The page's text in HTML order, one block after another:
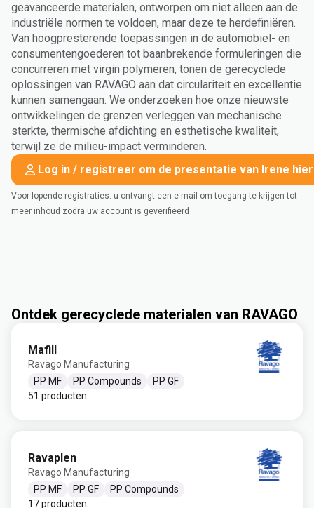
geavanceerde materialen, ontworpen om niet alleen aan de
industriële normen te voldoen, maar deze te herdefiniëren.
Van hoogpresterende toepassingen in de automobiel- en
consumentengoederen tot baanbrekende formuleringen die
concurreren met virgin polymeren, tonen de gerecyclede
oplossingen van RAVAGO aan dat circulariteit en excellentie
kunnen samengaan. We onderzoeken hoe onze nieuwste
ontwikkelingen de grenzen verleggen van mechanische
sterkte, thermische afdichting en esthetische kwaliteit,
terwijl ze de milieu-impact verminderen.
Log in / registreer om de presentatie van Irene
Voor lopende registraties: u ontvangt een e-mail om toegang te krijgen tot
meer inhoud zodra uw account is geverifieerd
Ontdek gerecyclede materialen van RAVAGO
Mafill
Ravago Manufacturing
PP MF
PP Compounds
PP GF
51 producten
Ravaplen
Ravago Manufacturing
PP MF
PP GF
PP Compounds
17 producten